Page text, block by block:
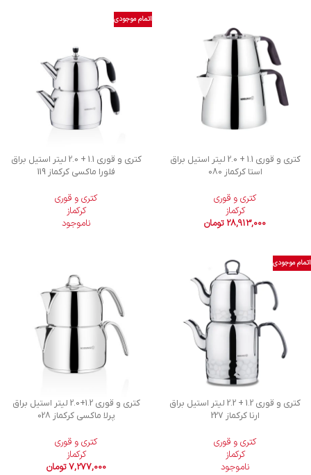
کتری و قوری 1.1 + 2.0 لیتر استیل براق
استا کرکماز 080
کتری و قوری
کرکماز
28,913,000 تومان
اتمام موجودی
کتری و قوری 1.1 + 2.0 لیتر استیل براق
فلورا ماکسی کرکماز 119
کتری و قوری
کرکماز
ناموجود
اتمام موجودی
کتری و قوری 1.2 + 2.2 لیتر استیل براق
ارنا کرکماز 227
کتری و قوری
کرکماز
ناموجود
کتری و قوری 1.2+2.0 لیتر استیل براق
پرلا ماکسی کرکماز 028
کتری و قوری
کرکماز
7,277,000 تومان